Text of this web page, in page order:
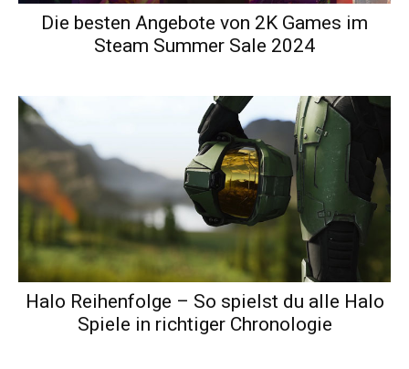
Die besten Angebote von 2K Games im
Steam Summer Sale 2024
Halo Reihenfolge – So spielst du alle Halo
Spiele in richtiger Chronologie